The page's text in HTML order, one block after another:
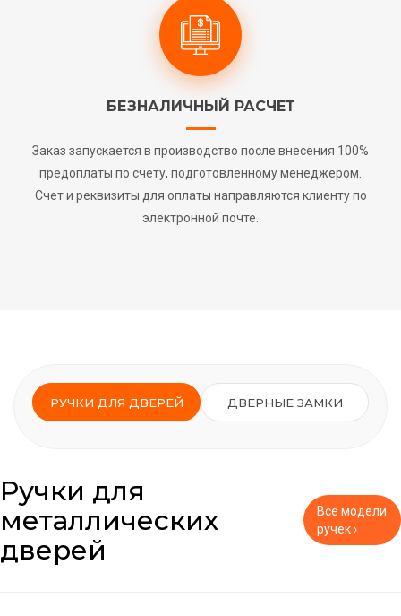
БЕЗНАЛИЧНЫЙ РАСЧЕТ
Заказ запускается в производство после внесения 100%
предоплаты по счету, подготовленному менеджером.
Счет и реквизиты для оплаты направляются клиенту по
электронной почте.
РУЧКИ ДЛЯ ДВЕРЕЙ ДВЕРНЫЕ ЗАМКИ
Ручки для
металлических
дверей
Все модели
ручек ›